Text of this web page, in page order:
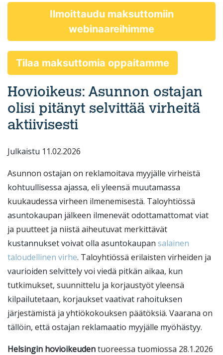
Ilmoittaudu maksuttomiin
webinaareihimme
Tilaa maksuttomia oppaitamme
Hovioikeus: Asunnon ostajan
olisi pitänyt selvittää virheitä
aktiivisesti
Julkaistu 11.02.2026
Asunnon ostajan on reklamoitava myyjälle virheistä
kohtuullisessa ajassa, eli yleensä muutamassa
kuukaudessa virheen ilmenemisestä. Taloyhtiössä
asuntokaupan jälkeen ilmenevät odottamattomat viat
ja puutteet ja niistä aiheutuvat merkittävät
kustannukset voivat olla asuntokaupan salainen
taloudellinen virhe. Taloyhtiössä erilaisten virheiden ja
vaurioiden selvittely voi viedä pitkän aikaa, kun
tutkimukset, suunnittelu ja korjaustyöt yleensä
kilpailutetaan, korjaukset vaativat rahoituksen
järjestämistä ja yhtiökokouksen päätöksiä. Vaarana on
tällöin, että ostajan reklamaatio myyjälle myöhästyy.
Helsingin hovioikeudentuoreessa tuomiossa 28.1.2026